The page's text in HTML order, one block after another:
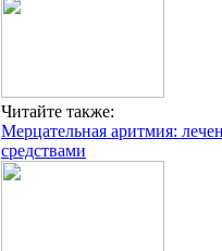
Читайте также:
Мерцательная аритмия:
средствами